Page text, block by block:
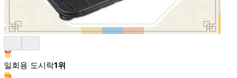
일회용 도시락1위